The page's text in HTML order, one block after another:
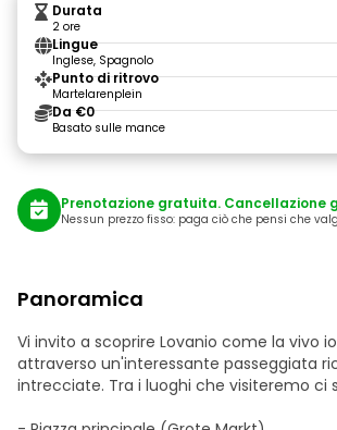
Durata
2 ore
Lingue
Inglese, Spagnolo
Punto di ritrovo
Martelarenplein
Da €0
Basato sulle mance
Prenotazione gratuita. Cancellazione
Nessun prezzo fisso: paga ciò che pensi che
Panoramica
Vi invito a scoprire Lovanio come la vivo
attraverso un'interessante passeggiata
intrecciate. Tra i luoghi che visiteremo ci